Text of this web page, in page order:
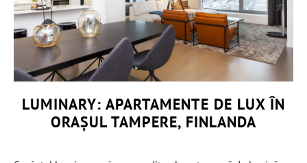
LUMINARY: APARTAMENTE DE LUX ÎN
ORAȘUL TAMPERE, FINLANDA